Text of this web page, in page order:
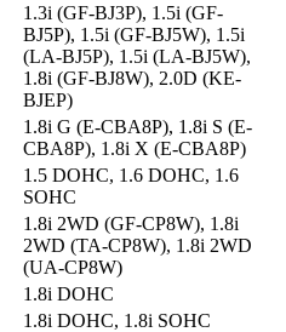
1.3i (GF-BJ3P), 1.5i (GF-
BJ5P), 1.5i (GF-BJ5W), 1.5i
(LA-BJ5P), 1.5i (LA-BJ5W),
1.8i (GF-BJ8W), 2.0D (KE-
BJEP)
1.8i G (E-CBA8P), 1.8i S (E-
CBA8P), 1.8i X (E-CBA8P)
1.5 DOHC, 1.6 DOHC, 1.6
SOHC
1.8i 2WD (GF-CP8W), 1.8i
2WD (TA-CP8W), 1.8i 2WD
(UA-CP8W)
1.8i DOHC
1.8i DOHC, 1.8i SOHC